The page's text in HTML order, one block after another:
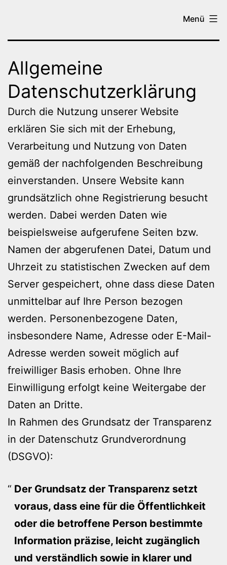
springen
Brilon
Menü
Allgemeine
Datenschutzerklärung
Durch die Nutzung unserer Website
erklären Sie sich mit der Erhebung,
Verarbeitung und Nutzung von Daten
gemäß der nachfolgenden Beschreibung
einverstanden. Unsere Website kann
grundsätzlich ohne Registrierung besucht
werden. Dabei werden Daten wie
beispielsweise aufgerufene Seiten bzw.
Namen der abgerufenen Datei, Datum und
Uhrzeit zu statistischen Zwecken auf dem
Server gespeichert, ohne dass diese Daten
unmittelbar auf Ihre Person bezogen
werden. Personenbezogene Daten,
insbesondere Name, Adresse oder E-Mail-
Adresse werden soweit möglich auf
freiwilliger Basis erhoben. Ohne Ihre
Einwilligung erfolgt keine Weitergabe der
Daten an Dritte.
In Rahmen des Grundsatz der Transparenz
in der Datenschutz Grundverordnung
(DSGVO):
Der Grundsatz der Transparenz setzt
voraus, dass eine für die Öffentlichkeit
oder die betroffene Person bestimmte
Information präzise, leicht zugänglich
und verständlich sowie in klarer und